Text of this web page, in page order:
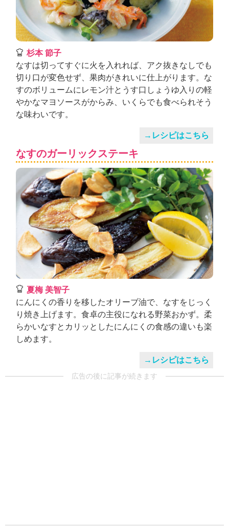
ん
な
の
き
う
の
料
理
」
杉本 節子
なすは切ってすぐに火を入れれば、アク抜きなしでも
切り口が変色せず、果肉がきれいに仕上がります。な
すのボリュームにレモン汁とうす口しょうゆ入りの軽
やかなマヨソースがからみ、いくらでも食べられそう
な味わいです。
→レシピはこちら
なすのガーリックステーキ
夏梅 美智子
にんにくの香りを移したオリーブ油で、なすをじっく
り焼き上げます。食卓の主役になれる野菜おかず。柔
らかいなすとカリッとしたにんにくの食感の違いも楽
しめます。
→レシピはこちら
広告の後に記事が続きます